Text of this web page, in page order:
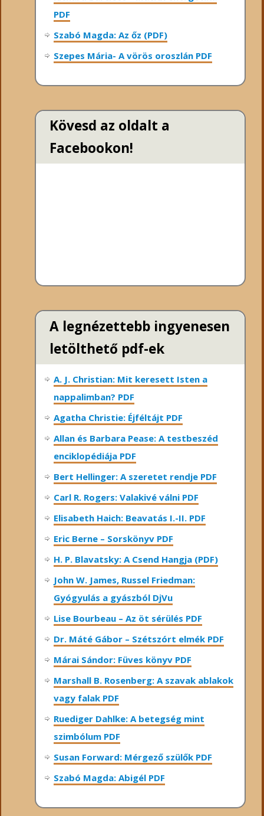
PDF
Szabó Magda: Az őz (PDF)
Szepes Mária- A vörös oroszlán PDF
Kövesd az oldalt a
Facebookon!
A legnézettebb ingyenesen
letölthető pdf-ek
A. J. Christian: Mit keresett Isten a
nappalimban? PDF
Agatha Christie: Éjféltájt PDF
Allan és Barbara Pease: A testbeszéd
enciklopédiája PDF
Bert Hellinger: A ​szeretet rendje PDF
Carl R. Rogers: Valakivé válni PDF
Elisabeth Haich: Beavatás I.-II. PDF
Eric Berne – Sorskönyv PDF
H. P. Blavatsky: A Csend Hangja (PDF)
John W. James, Russel Friedman:
Gyógyulás a gyászból DjVu
Lise Bourbeau – Az öt sérülés PDF
Dr. Máté Gábor – Szétszórt elmék PDF
Márai Sándor: Füves könyv PDF
Marshall B. Rosenberg: A szavak ablakok
vagy falak PDF
Ruediger Dahlke: A betegség mint
szimbólum PDF
Susan Forward: Mérgező szülők PDF
Szabó Magda: Abigél PDF